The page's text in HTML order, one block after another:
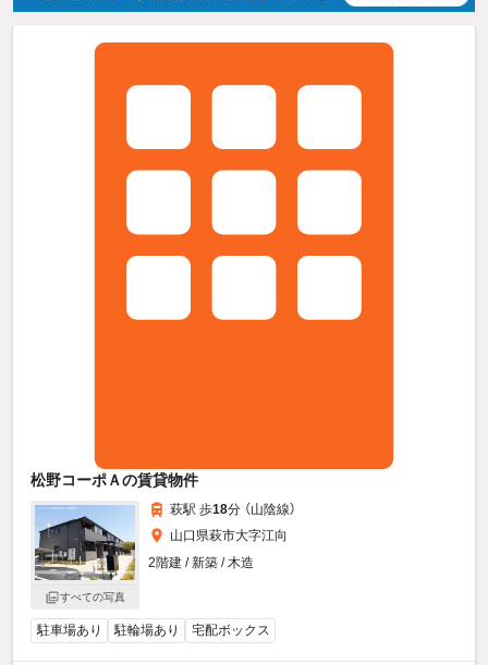
松野コーポＡの賃貸物件
すべての写真
萩駅 歩18分 （山陰線）
山口県萩市大字江向
2階建 / 新築 / 木造
駐車場あり 駐輪場あり 宅配ボックス